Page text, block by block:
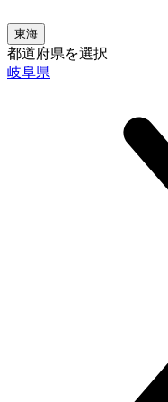
東海
都道府県を選択
岐阜県